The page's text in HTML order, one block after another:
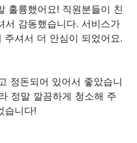
훌륭했어요! 직원분들이 친
서 감동했습니다. 서비스가
셔서 더 안심이 되었어요.
정돈되어 있어서 좋았습니
정말 깔끔하게 청소해 주
습니다!